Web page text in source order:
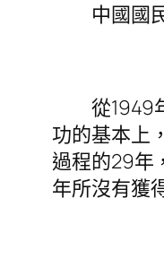
中國國民
從1949年
功的基本上
過程的29年
年所沒有獲